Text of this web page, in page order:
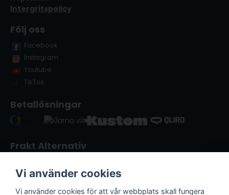
Intergritspolicy
Följ oss
Facebook
Instagram
Youtube
TikTok
Betallösningar
Frakt Alternativ
Vi använder cookies
Vi använder cookies för att vår webbplats skall fungera